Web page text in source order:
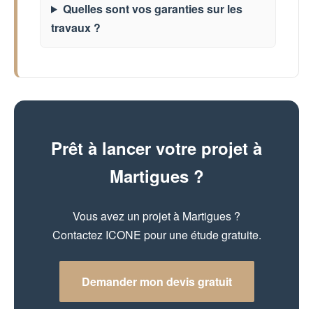
Quelles sont vos garanties sur les
travaux ?
Prêt à lancer votre projet à
Martigues ?
Vous avez un projet à Martigues ?
Contactez ICONE pour une étude gratuite.
Demander mon devis gratuit